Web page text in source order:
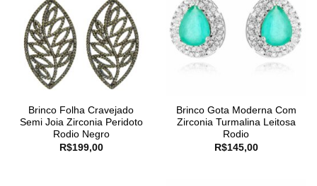
Brinco Folha Cravejado
Semi Joia Zirconia Peridoto
Rodio Negro
R$199,00
Brinco Gota Moderna Com
Zirconia Turmalina Leitosa
Rodio
R$145,00